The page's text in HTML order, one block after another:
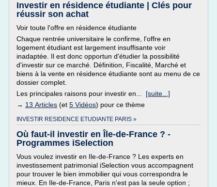
Investir en résidence étudiante | Clés pour
réussir son achat
Voir toute l'offre en résidence étudiante
Chaque rentrée universitaire le confirme, l'offre en
logement étudiant est largement insuffisante voir
inadaptée. Il est donc opportun d'étudier la possibilité
d'investir sur ce marché. Définition, Fiscalité, Marché et
biens à la vente en résidence étudiante sont au menu de ce
dossier complet.
Les principales raisons pour investir en... [suite...]
→ 13 Articles (et 5 Vidéos) pour ce thème
INVESTIR RESIDENCE ETUDIANTE PARIS »
Où faut-il investir en Île-de-France ? -
Programmes iSelection
Vous voulez investir en Ile-de-France ? Les experts en
investissement patrimonial iSelection vous accompagnent
pour trouver le bien immobilier qui vous correspondra le
mieux. En Ile-de-France, Paris n'est pas la seule option ;